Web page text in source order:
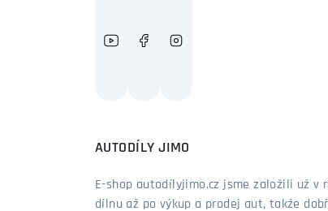
AUTODÍLY JIMO
E-shop autodílyjimo.cz jsme založili už v
dílnu až po výkup a prodej aut, takže